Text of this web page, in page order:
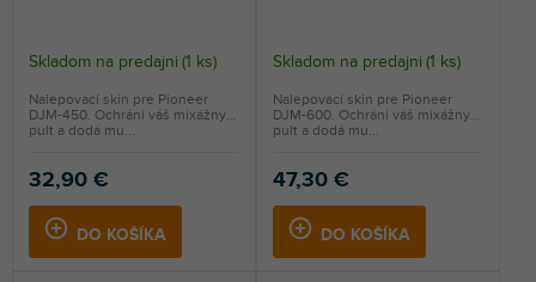
Skladom na predajni (1 ks)
32,90 €
DO KOŠÍKA
Nalepovací skin pre Pioneer
DJM-450. Ochráni váš mixážny
pult a dodá mu...
Skladom na predajni (1 ks)
47,30 €
DO KOŠÍKA
Nalepovací skin pre Pioneer
DJM-600. Ochráni váš mixážny
pult a dodá mu...